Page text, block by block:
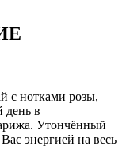
с нотками розы,
день в
Утончённый
энергией на весь